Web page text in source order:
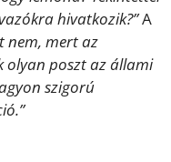
hivatkozik?”A
nem, mert az
olyan poszt az állami
szigorú